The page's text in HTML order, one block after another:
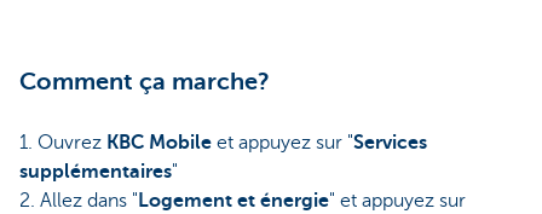
Comment ça marche?
1. Ouvrez KBC Mobile et appuyez sur "Services
supplémentaires"
2. Allez dans " Logement et énergie" et appuyez sur